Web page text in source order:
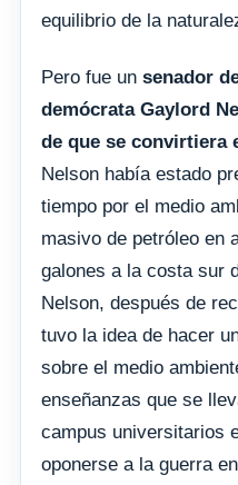
equilibrio de la
Pero fue un senador
demócrata Gaylord
de que se convirtiera
Nelson había estado
tiempo por el medio
masivo de petróleo en
galones a la costa sur
Nelson, después de
tuvo la idea de hacer
sobre el medio
enseñanzas que se
campus universitarios
oponerse a la guerra